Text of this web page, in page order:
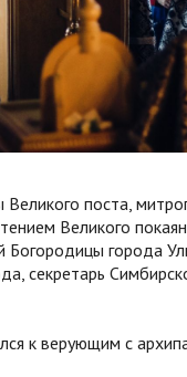
поста,
Великого
города
секретарь
к верующим с